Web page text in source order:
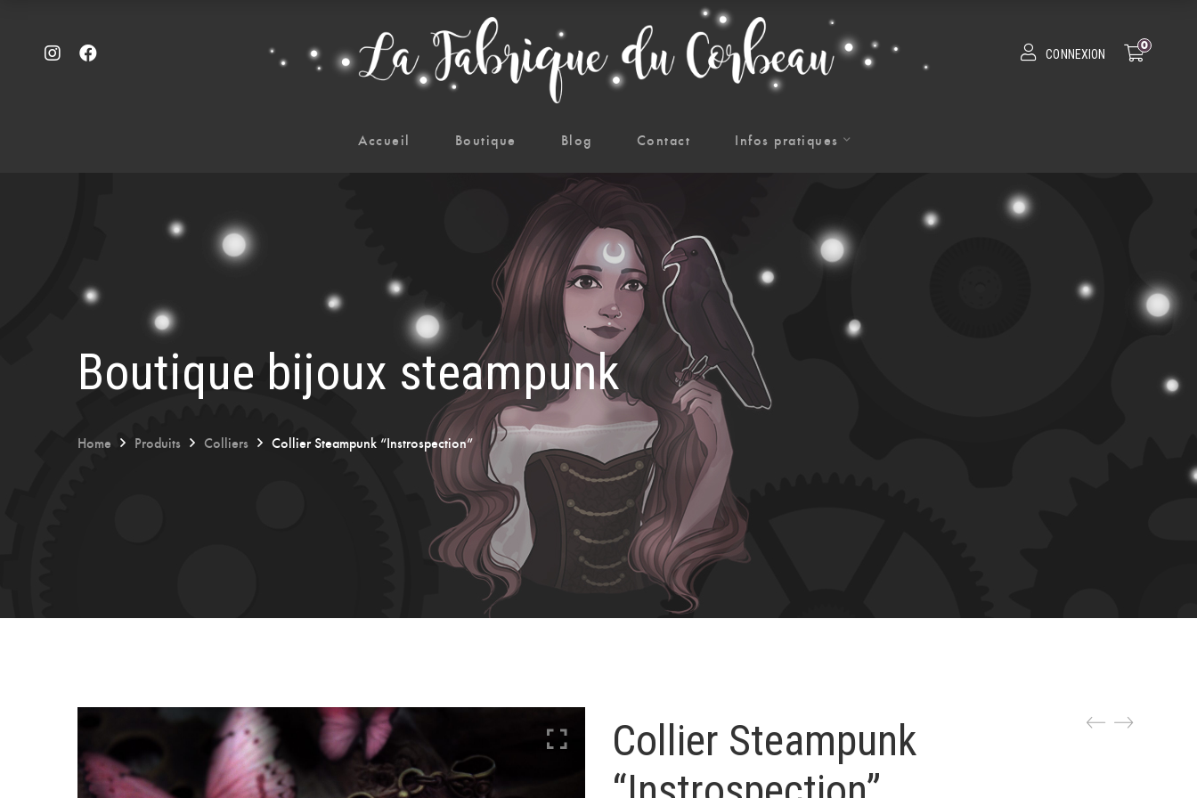
CONNEXION
0
Accueil Boutique Blog Contact Infos pratiques
Boutique bijoux steampunk
Home Produits Colliers Collier Steampunk “Instrospection”
Collier Steampunk